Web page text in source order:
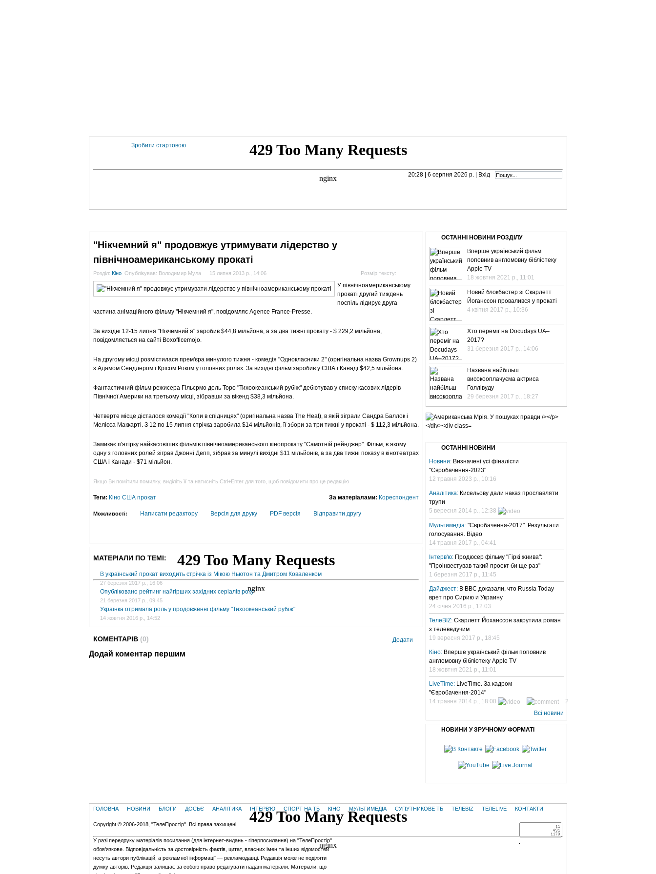
Зробити стартовою
20:28 | 6 серпня 2026 р. | Вхід
"Нікчемний я" продовжує утримувати лідерство у
північноамериканському прокаті
Розмір тексту:
Розділ: Кіно Опублікував: Володимир Мула 15 липня 2013 р., 14:06
У північноамериканському
прокаті другий тиждень
поспіль лідирує друга
частина анімаційного фільму "Нікчемний я", повідомляє Agence France-Presse.
За вихідні 12-15 липня "Нікчемний я" заробив $44,8 мільйона, а за два тижні прокату - $ 229,2 мільйона,
повідомляється на сайті Boxofficemojo.
На другому місці розмістилася прем'єра минулого тижня - комедія "Однокласники 2" (оригінальна назва Grownups 2)
з Адамом Сендлером і Крісом Роком у головних ролях. За вихідні фільм заробив у США і Канаді $42,5 мільйона.
Фантастичний фільм режисера Гільєрмо дель Торо "Тихоокеанський рубіж" дебютував у списку касових лідерів
Північної Америки на третьому місці, зібравши за вікенд $38,3 мільйона.
Четверте місце дісталося комедії "Копи в спідницях" (оригінальна назва The Heat), в якій зіграли Сандра Баллок і
Мелісса Маккарті. З 12 по 15 липня стрічка заробила $14 мільйонів, її збори за три тижні у прокаті - $ 112,3 мільйона.
Замикає п'ятірку найкасовіших фільмів північноамериканського кінопрокату "Самотній рейнджер". Фільм, в якому
одну з головних ролей зіграв Джонні Депп, зібрав за минулі вихідні $11 мільйонів, а за два тижні показу в кінотеатрах
США і Канади - $71 мільйон.
Якщо Ви помітили помилку, виділіть її та натисніть Ctrl+Enter для того, щоб повідомити про це редакцію
За матеріалами: Кореспондент
Теги: Кіно США прокат
Можливості: Написати редактору Версія для друку PDF версія Відправити другу
МАТЕРІАЛИ ПО ТЕМІ:
В український прокат виходить стрічка із Мікою Ньютон та Дмитром Коваленком
27 березня 2017 р., 16:06
Опубліковано рейтинг найгірших західних серіалів року
21 березня 2017 р., 09:45
Українка отримала роль у продовженні фільму "Тихоокеанський рубіж"
14 жовтня 2016 р., 14:52
Додати
КОМЕНТАРІВ (0)
Додай коментар першим
ОСТАННІ НОВИНИ РОЗДІЛУ
Вперше український фільм
поповнив англомовну бібліотеку
Apple TV
18 жовтня 2021 р., 11:01
Новий блокбастер зі Скарлетт
Йоганссон провалився у прокаті
4 квітня 2017 р., 10:36
Хто переміг на Docudays UA–
2017?
31 березня 2017 р., 14:06
Названа найбільш
високооплачуєма актриса
Голлівуду
29 березня 2017 р., 18:27
ОСТАННІ НОВИНИ
Новини: Визначені усі фіналісти
"Євробачення-2023"
12 травня 2023 р., 10:16
Аналітика: Кисельову дали наказ прославляти
трупи
5 вересня 2014 р., 12:38
Мультимедіа: "Євробачення-2017". Результати
голосування. Відео
14 травня 2017 р., 04:41
Інтерв'ю: Продюсер фільму "Гіркі жнива":
"Проінвестував такий проект би ще раз"
1 березня 2017 р., 11:45
Дайджест: В BBC доказали, что Russia Today
врет про Сирию и Украину
24 січня 2016 р., 12:03
ТелеBIZ: Скарлетт Йоханссон закрутила роман
з телеведучим
19 вересня 2017 р., 18:45
Кіно: Вперше український фільм поповнив
англомовну бібліотеку Apple TV
18 жовтня 2021 р., 11:01
LiveTime: LiveTime. За кадром
"Євробачення-2014"
14 травня 2014 р., 18:00
2
Всі новини
НОВИНИ У ЗРУЧНОМУ ФОРМАТІ
ГОЛОВНА НОВИНИ БЛОГИ ДОСЬЄ АНАЛІТИКА ІНТЕРВ'Ю СПОРТ НА ТБ КІНО МУЛЬТИМЕДІА СУПУТНИКОВЕ ТБ ТЕЛЕBIZ ТЕЛЕLIVE КОНТАКТИ
Copyright © 2006-2018, "ТелеПростір". Всі права захищені.
У разі передруку матеріалів посилання (для iнтернет-видань - гiперпосилання) на "ТелеПростір"
обов'язкове. Відповідальність за достовірність фактів, цитат, власних імен та інших відомостей
несуть автори публікацій, а рекламної інформації — рекламодавці. Редакція може не поділяти
думку авторів. Редакція залишає за собою право редагувати надані матеріали. Матеріали, що